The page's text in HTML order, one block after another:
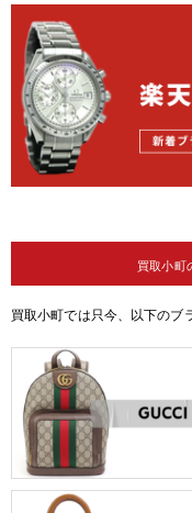
買取小町
買取小町では只今、以下のブ